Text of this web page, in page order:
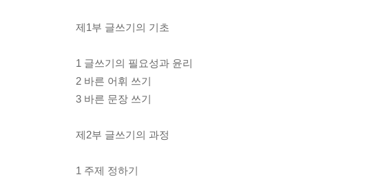
제1부 글쓰기의 기초
1 글쓰기의 필요성과 윤리
2 바른 어휘 쓰기
3 바른 문장 쓰기
제2부 글쓰기의 과정
1 주제 정하기